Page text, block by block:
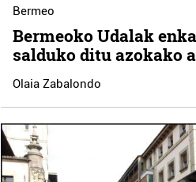
Bermeo
Bermeoko Udalak
salduko ditu azokako
Olaia Zabalondo